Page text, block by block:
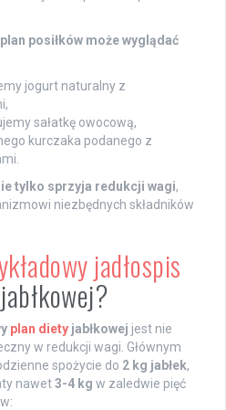
posiłków może wyglądać
jogurt naturalny z
sałatkę owocową,
kurczaka podanego z
tylko sprzyja redukcji wagi,
niezbędnych składników
jadłospis
plan diety jabłkowej jest nie
w redukcji wagi. Głównym
spożycie do 2 kg jabłek,
nawet3-4 kg w zaledwie pięć